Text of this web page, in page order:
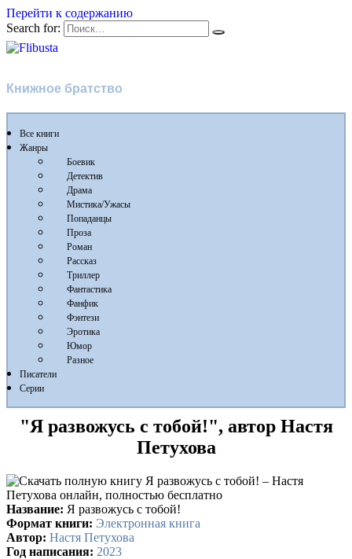
Перейти к содержанию
Search for:
Книжное братство
Все книги
Жанры
Боевик
Детектив
Драма
Мистика/Ужасы
Попаданцы
Проза
Роман
Рассказ
Триллер
Фантастика
Фанфик
Фэнтези
Эротика
Юмор
Разное
Писатели
Серии
"Я развожусь с тобой!", автор Настя
Петухова
Название: Я развожусь с тобой!
Формат книги: Электронная книга
Автор: Настя Петухова
Год написания: 2023